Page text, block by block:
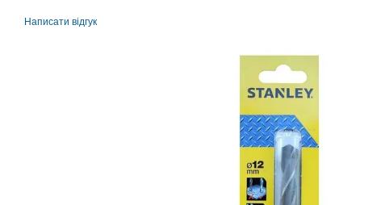
Написати відгук